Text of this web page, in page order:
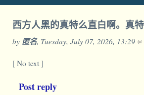
西方人黑的真特么直白啊。真
by 匿名, Tuesday, July 07, 2026, 13:29
[ No text ]
Post reply